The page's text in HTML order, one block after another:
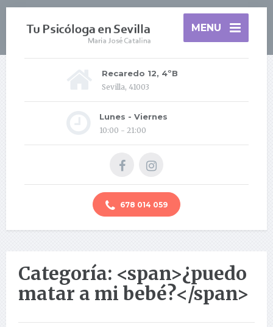
MENU
Recaredo 12, 4ºB
Sevilla, 41003
Lunes - Viernes
10:00 - 21:00
678 014 059
Categoría: <span>¿puedo
matar a mi bebé?</span>